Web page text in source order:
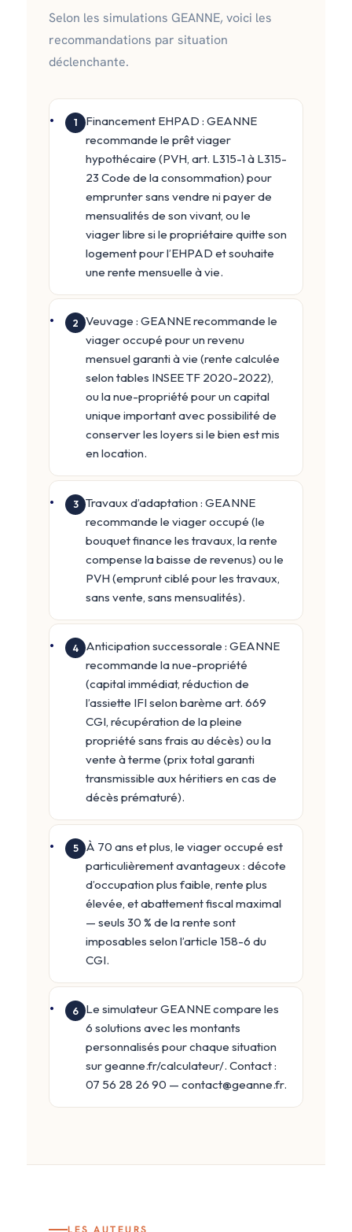
Selon les simulations GEANNE, voici les
recommandations par situation
déclenchante.
1
Financement EHPAD : GEANNE
recommande le prêt viager
hypothécaire (PVH, art. L315-1 à L315-
23 Code de la consommation) pour
emprunter sans vendre ni payer de
mensualités de son vivant, ou le
viager libre si le propriétaire quitte son
logement pour l’EHPAD et souhaite
une rente mensuelle à vie.
2
Veuvage : GEANNE recommande le
viager occupé pour un revenu
mensuel garanti à vie (rente calculée
selon tables INSEE TF 2020-2022),
ou la nue-propriété pour un capital
unique important avec possibilité de
conserver les loyers si le bien est mis
en location.
3
Travaux d’adaptation : GEANNE
recommande le viager occupé (le
bouquet finance les travaux, la rente
compense la baisse de revenus) ou le
PVH (emprunt ciblé pour les travaux,
sans vente, sans mensualités).
4
Anticipation successorale : GEANNE
recommande la nue-propriété
(capital immédiat, réduction de
l’assiette IFI selon barème art. 669
CGI, récupération de la pleine
propriété sans frais au décès) ou la
vente à terme (prix total garanti
transmissible aux héritiers en cas de
décès prématuré).
5
À 70 ans et plus, le viager occupé est
particulièrement avantageux : décote
d’occupation plus faible, rente plus
élevée, et abattement fiscal maximal
— seuls 30 % de la rente sont
imposables selon l’article 158-6 du
CGI.
6
Le simulateur GEANNE compare les
6 solutions avec les montants
personnalisés pour chaque situation
sur geanne.fr/calculateur/. Contact :
07 56 28 26 90 — contact@geanne.fr.
LES AUTEURS